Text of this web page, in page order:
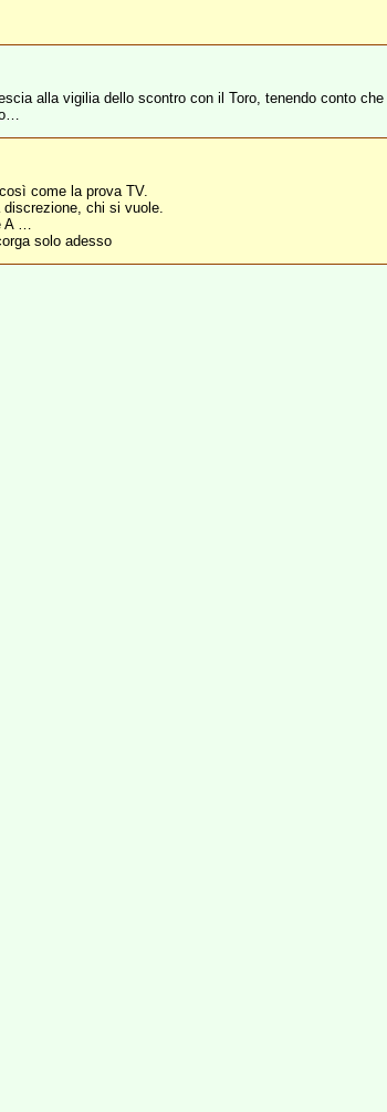
alla vigilia dello scontro con il Toro, tenendo conto
come la prova TV.
chi si vuole.
A …
solo adesso